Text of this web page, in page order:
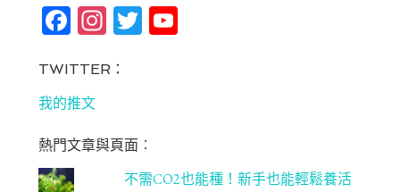
Fa
bo
ok
In
ag
m
T Yo
C
TWITTER：
我的推文
熱門文章與頁面︰
不需CO2也能種！新手也能輕鬆養活